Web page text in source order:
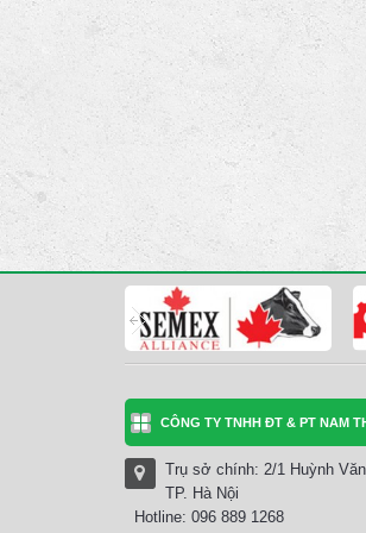
CÔNG TY TNHH ĐT & PT NAM
Trụ sở chính: 2/1 Huỳnh
TP. Hà Nội
Hotline: 096 889 1268